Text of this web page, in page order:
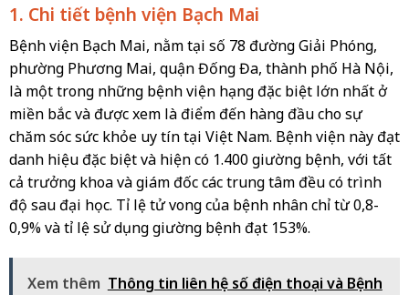
1. Chi tiết bệnh viện Bạch Mai
Bệnh viện Bạch Mai, nằm tại số 78 đường Giải Phóng,
phường Phương Mai, quận Đống Đa, thành phố Hà Nội,
là một trong những bệnh viện hạng đặc biệt lớn nhất ở
miền bắc và được xem là điểm đến hàng đầu cho sự
chăm sóc sức khỏe uy tín tại Việt Nam. Bệnh viện này đạt
danh hiệu đặc biệt và hiện có 1.400 giường bệnh, với tất
cả trưởng khoa và giám đốc các trung tâm đều có trình
độ sau đại học. Tỉ lệ tử vong của bệnh nhân chỉ từ 0,8-
0,9% và tỉ lệ sử dụng giường bệnh đạt 153%.
Xem thêm Thông tin liên hệ số điện thoại và Bệnh